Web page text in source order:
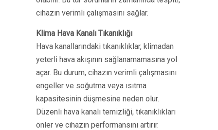
cihazın verimli çalışmasını sağlar.
Klima Hava Kanalı Tıkanıklığı
Hava kanallarındaki tıkanıklıklar, klimadan
yeterli hava akışının sağlanamamasına yol
açar. Bu durum, cihazın verimli çalışmasını
engeller ve soğutma veya ısıtma
kapasitesinin düşmesine neden olur.
Düzenli hava kanalı temizliği, tıkanıklıkları
önler ve cihazın performansını artırır.